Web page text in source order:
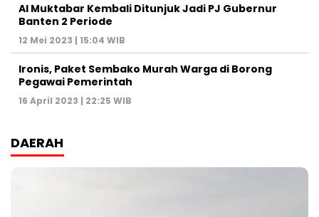
Al Muktabar Kembali Ditunjuk Jadi PJ Gubernur
Banten 2 Periode
12 Mei 2023 | 15:04 WIB
Ironis, Paket Sembako Murah Warga di Borong
Pegawai Pemerintah
16 April 2023 | 22:25 WIB
DAERAH